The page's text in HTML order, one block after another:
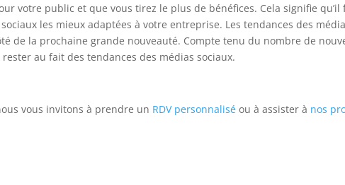
votre public et que vous tirez le plus de bénéfices. Cela signifie
les mieux adaptées à votre entreprise. Les tendances des
de la prochaine grande nouveauté. Compte tenu du nombre de
au fait des tendances des médias sociaux.
vous invitons à prendre un RDV personnalisé ou à assister à nos